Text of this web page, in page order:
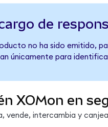
de
no ha sido emitido,
únicamente para
XOMon en
vende, intercambia y